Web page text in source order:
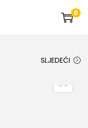
0
SLJEDEĆI